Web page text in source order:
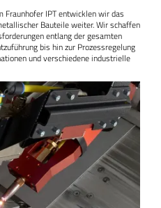
IPT entwicklen wir das
Bauteile weiter. Wir schaffen
entlang der gesamten
bis hin zur Prozessregelung
und verschiedene industrielle